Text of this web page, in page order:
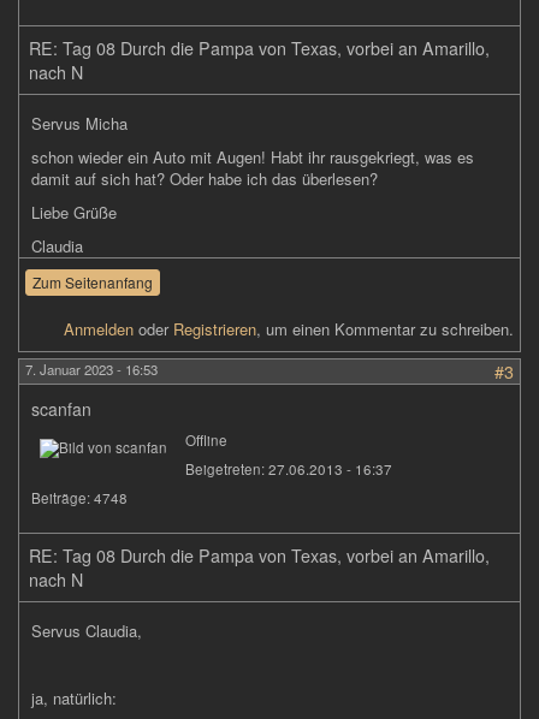
RE: Tag 08 Durch die Pampa von Texas, vorbei an Amarillo,
nach N
Servus Micha
schon wieder ein Auto mit Augen! Habt ihr rausgekriegt, was es
damit auf sich hat? Oder habe ich das überlesen?
Liebe Grüße
Claudia
Zum Seitenanfang
Anmelden oder Registrieren, um einen Kommentar zu schreiben.
7. Januar 2023 - 16:53
#3
scanfan
Offline
Beigetreten:27.06.2013 - 16:37
Beiträge:4748
RE: Tag 08 Durch die Pampa von Texas, vorbei an Amarillo,
nach N
Servus Claudia,
ja, natürlich: